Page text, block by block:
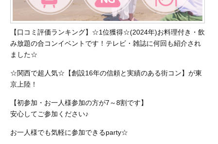
【口コミ評価ランキング】☆1位獲得☆(2024年)お料理付き・飲
み放題の合コンイベントです！テレビ・雑誌に何回も紹介され
ました☆
☆関西で超人気☆【創設16年の信頼と実績のある街コン】が東
京上陸！
【初参加・お一人様参加の方が7～8割です】
安心してご参加ください♪
お一人様でも気軽に参加できるparty☆